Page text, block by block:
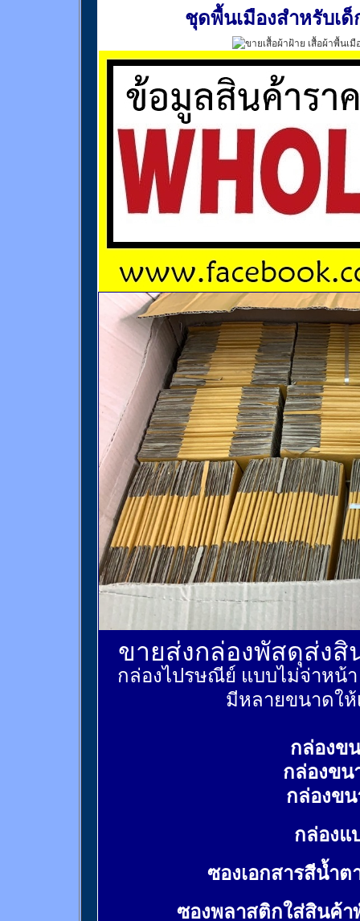
ชุดพื้นเมืองสำหรับเด็
ขายส่งกล่องพัสดุส่ง
กล่องไปรษณีย์ แบบไม่จ่าหน้
มีหลายขนาดให้
กล่องข
กล่องขน
กล่องข
กล่องแ
ซองเอกสารสีน้ำต
ซองพลาสติกใส่สินค้า